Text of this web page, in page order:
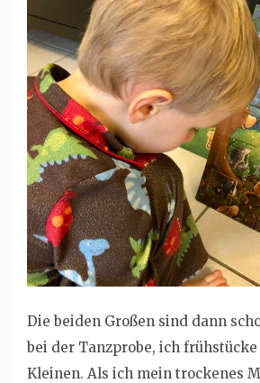
Die beiden Großen sind dann
bei der Tanzprobe, ich
Kleinen. Als ich mein trockenes